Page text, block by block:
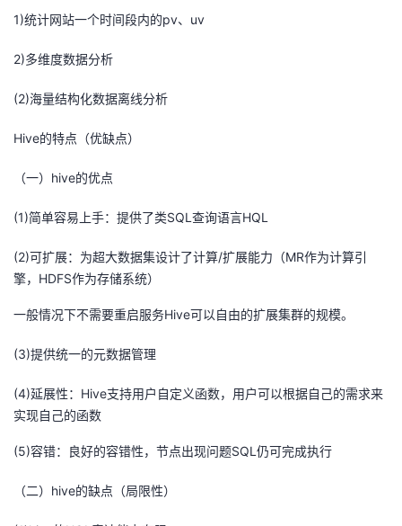
验
收
藏
1)统计网站一个时间段内的pv、uv
2)多维度数据分析
(2)海量结构化数据离线分析
Hive的特点（优缺点）
（一）hive的优点
(1)简单容易上手：提供了类SQL查询语言HQL
(2)可扩展：为超大数据集设计了计算/扩展能力（MR作为计算引
擎，HDFS作为存储系统）
一般情况下不需要重启服务Hive可以自由的扩展集群的规模。
(3)提供统一的元数据管理
(4)延展性：Hive支持用户自定义函数，用户可以根据自己的需求来
实现自己的函数
(5)容错：良好的容错性，节点出现问题SQL仍可完成执行
（二）hive的缺点（局限性）